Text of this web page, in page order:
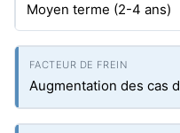
Moyen terme (2-4 ans)
Augmentation des cas